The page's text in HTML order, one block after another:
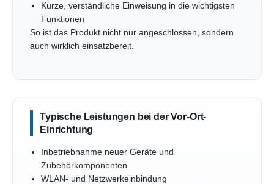
Kurze, verständliche Einweisung in die wichtigsten
Funktionen
So ist das Produkt nicht nur angeschlossen, sondern
auch wirklich einsatzbereit.
Typische Leistungen bei der Vor-Ort-
Einrichtung
Inbetriebnahme neuer Geräte und
Zubehörkomponenten
WLAN- und Netzwerkeinbindung